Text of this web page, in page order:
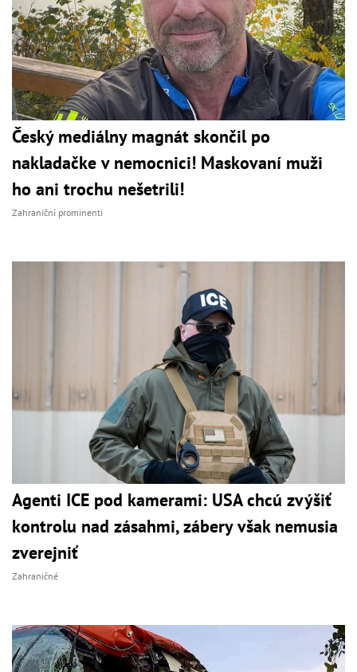
Český mediálny magnát skončil po
nakladačke v nemocnici! Maskovaní muži
ho ani trochu nešetrili!
Zahraniční prominenti
Agenti ICE pod kamerami: USA chcú zvýšiť
kontrolu nad zásahmi, zábery však nemusia
zverejniť
Zahraničné